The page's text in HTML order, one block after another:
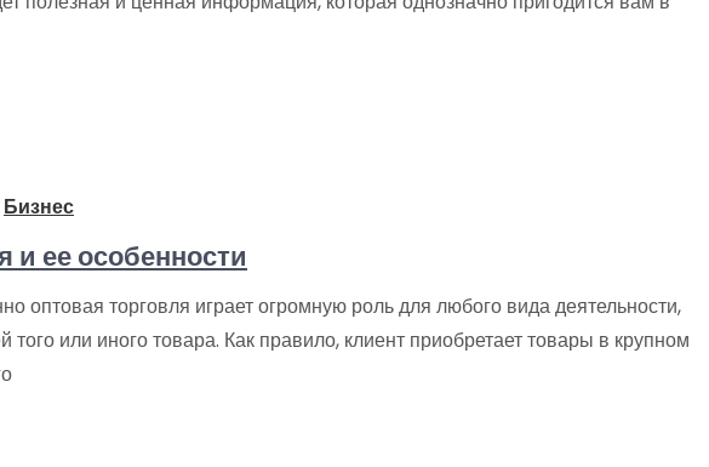
Бизнес
и ее особенности
оптовая торговля играет огромную роль для любого вида деятельности,
того или иного товара. Как правило, клиент приобретает товары в крупном